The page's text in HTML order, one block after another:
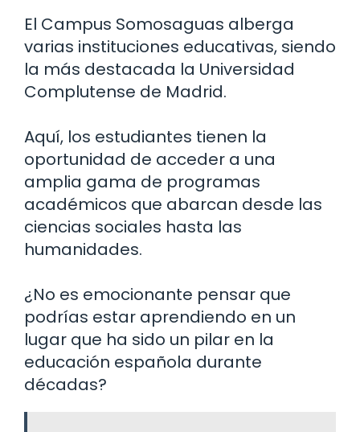
El Campus Somosaguas alberga
varias instituciones educativas, siendo
la más destacada la Universidad
Complutense de Madrid.
Aquí, los estudiantes tienen la
oportunidad de acceder a una
amplia gama de programas
académicos que abarcan desde las
ciencias sociales hasta las
humanidades.
¿No es emocionante pensar que
podrías estar aprendiendo en un
lugar que ha sido un pilar en la
educación española durante
décadas?